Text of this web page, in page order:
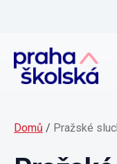
Domů / Pražské